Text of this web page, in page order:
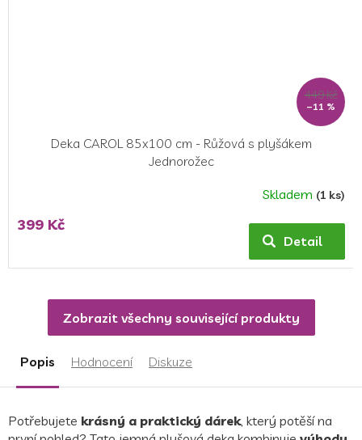
449 Kč
–11 %
Deka CAROL 85x100 cm - Růžová s plyšákem
Jednorožec
Skladem (1 ks)
399 Kč
Detail
Zobrazit všechny související produkty
Popis Hodnocení Diskuze
Potřebujete krásný a praktický dárek, který potěší na